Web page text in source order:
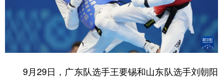
9月29日，广东队选手王要锡和山东队选手刘朝阳